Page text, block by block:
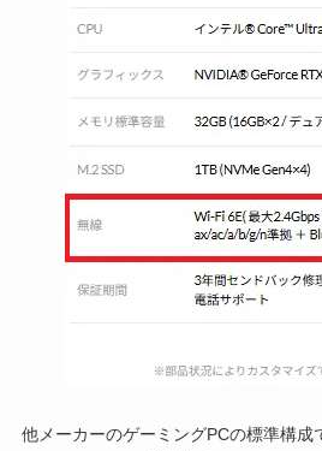
他メーカーのゲーミングPCの標準構成